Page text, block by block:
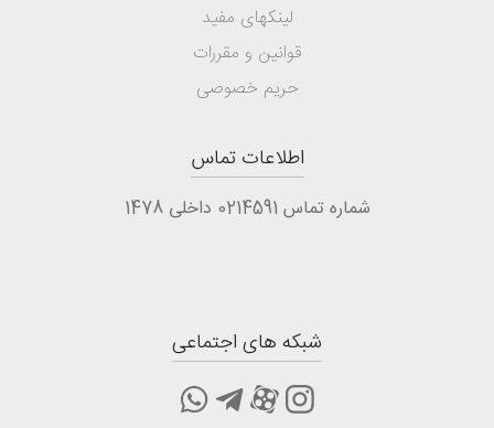
لینکهای مفید
قوانین و مقررات
حریم خصوصی
اطلاعات تماس
شماره تماس 0214591 داخلی 1478
شبکه های اجتماعی